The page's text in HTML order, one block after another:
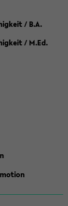
/ B.A.
/ M.Ed.